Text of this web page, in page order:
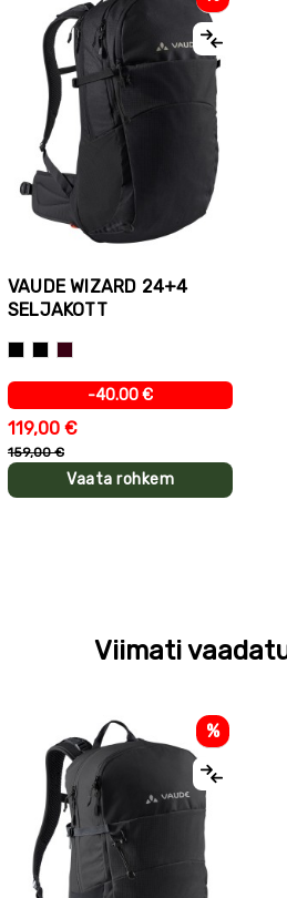
VAUDE WIZARD 24+4
SELJAKOTT
-40.00 €
119,00 €
159,00 €
Vaata rohkem
Viimati
%